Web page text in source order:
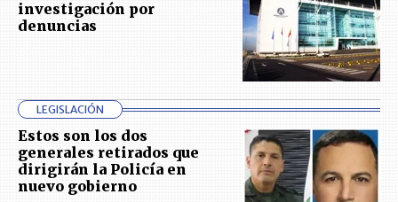
investigación por
denuncias
LEGISLACIÓN
Estos son los dos
generales retirados que
dirigirán la Policía en
nuevo gobierno